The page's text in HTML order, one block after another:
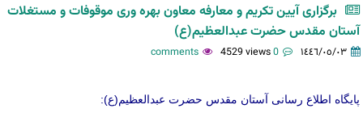
برگزاری آیین تکریم و معارفه معاون بهره وری موقوفات و مستغلات
آستان‌ مقدس‌ حضرت‌ عبدالعظیم(ع)
١٤٤٦/٠٥/٠٣ 0 comments
4529 views
پایگاه اطلاع رسانی آستان مقدس حضرت عبدالعظیم(ع):